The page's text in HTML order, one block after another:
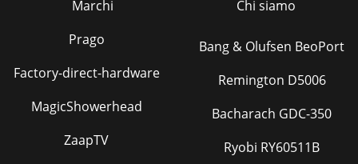
Marchi
Chi siamo
Prago
Factory-direct-hardware
MagicShowerhead
ZaapTV
Bang & Olufsen BeoPort
Remington D5006
Bacharach GDC-350
Ryobi RY60511B